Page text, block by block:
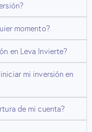
momento?
en Leva Invierte?
mi inversión en
de mi cuenta?